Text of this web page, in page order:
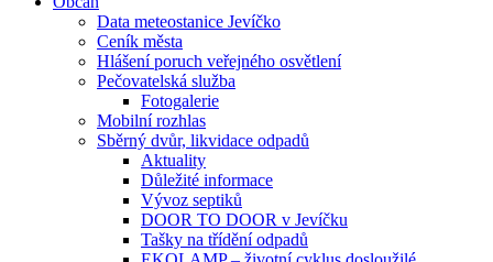
Data meteostanice Jevíčko
Ceník města
Hlášení poruch veřejného osvětlení
Pečovatelská služba
Fotogalerie
Mobilní rozhlas
Sběrný dvůr, likvidace odpadů
Aktuality
Důležité informace
Vývoz septiků
DOOR TO DOOR v Jevíčku
Tašky na třídění odpadů